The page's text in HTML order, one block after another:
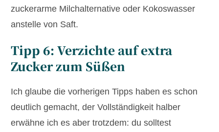
zuckerarme Milchalternative oder Kokoswasser
anstelle von Saft.
Tipp 6: Verzichte auf extra
Zucker zum Süßen
Ich glaube die vorherigen Tipps haben es schon
deutlich gemacht, der Vollständigkeit halber
erwähne ich es aber trotzdem: du solltest